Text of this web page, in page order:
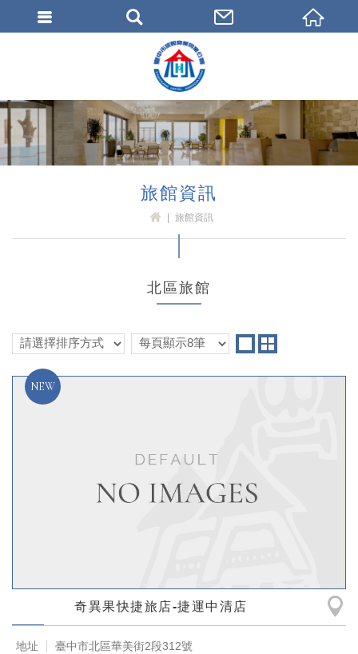
旅館資訊
旅館資訊
北區旅館
奇異果快捷旅店-捷運中清店
地址
臺中市北區華美街2段312號